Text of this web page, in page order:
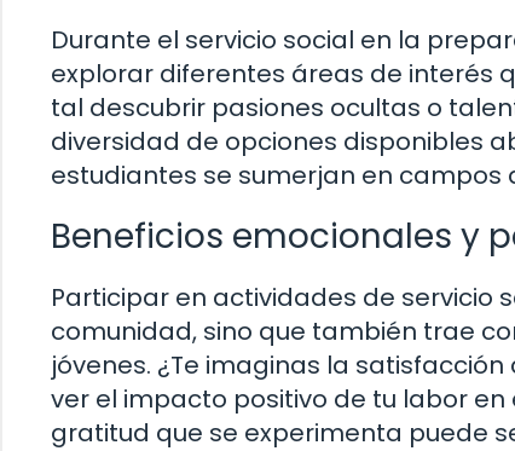
Durante el servicio social en la
explorar diferentes áreas de interés
tal descubrir pasiones ocultas o
diversidad de opciones disponibles
estudiantes se sumerjan en
Beneficios emocionales y
Participar en actividades de servicio
comunidad, sino que también trae
jóvenes. ¿Te imaginas la
ver el impacto positivo de tu labor
gratitud que se experimenta puede